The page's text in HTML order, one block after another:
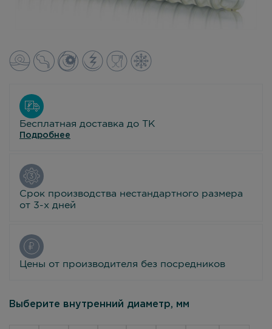
Бесплатная доставка до ТК
Подробнее
Срок производства нестандартного размера
от 3-х дней
Цены от производителя без посредников
Выберите внутренний диаметр, мм